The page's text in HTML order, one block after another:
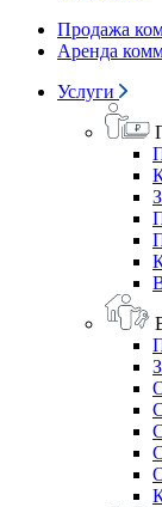
Продажа
Аренда
Услуги